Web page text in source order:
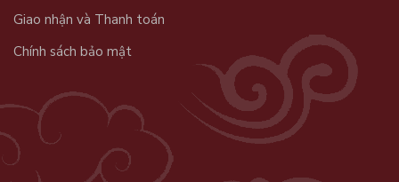
Giao nhận và Thanh toán
Chính sách bảo mật